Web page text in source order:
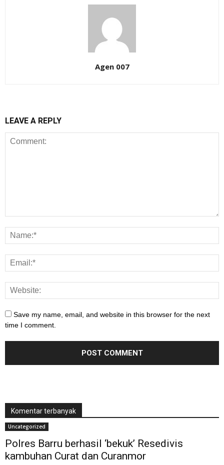
Agen 007
LEAVE A REPLY
Save my name, email, and website in this browser for the next
time I comment.
Komentar terbanyak
Uncategorized
Polres Barru berhasil ‘bekuk’ Resedivis
kambuhan Curat dan Curanmor